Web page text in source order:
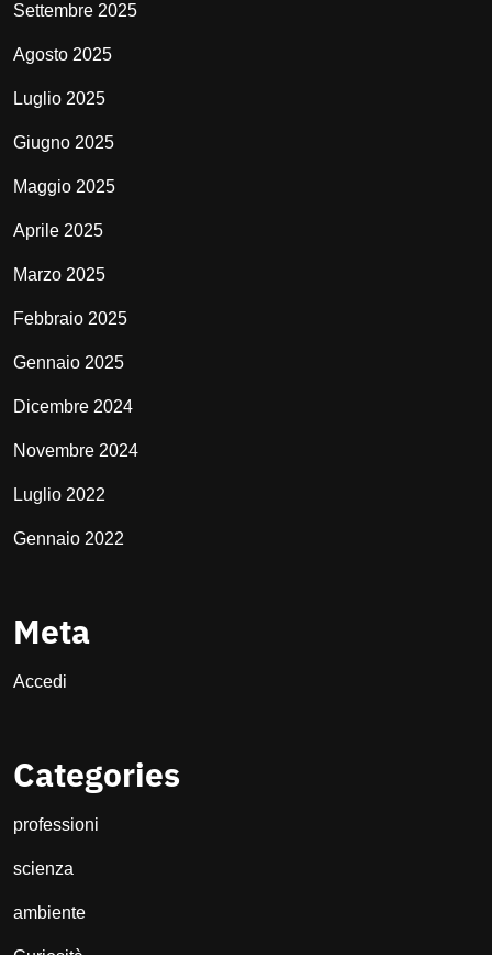
Settembre 2025
Agosto 2025
Luglio 2025
Giugno 2025
Maggio 2025
Aprile 2025
Marzo 2025
Febbraio 2025
Gennaio 2025
Dicembre 2024
Novembre 2024
Luglio 2022
Gennaio 2022
Meta
Accedi
Categories
professioni
scienza
ambiente